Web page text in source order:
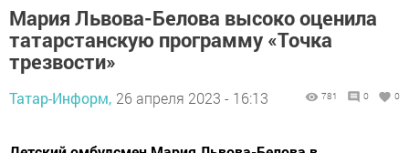
Мария Львова-Белова высоко оценила
татарстанскую программу «Точка
трезвости»
Татар-Информ, 26 апреля 2023 - 16:13 781 0 0